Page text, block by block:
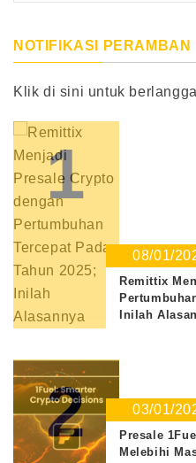
NOTIFIKASI PERAMBAN
Klik di sini untuk
1
08/01/
Remittix
Inilah
2 03/01/
Presale
Melebihi